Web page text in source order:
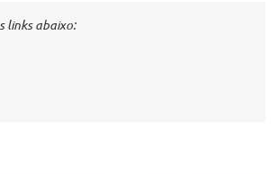
links abaixo: